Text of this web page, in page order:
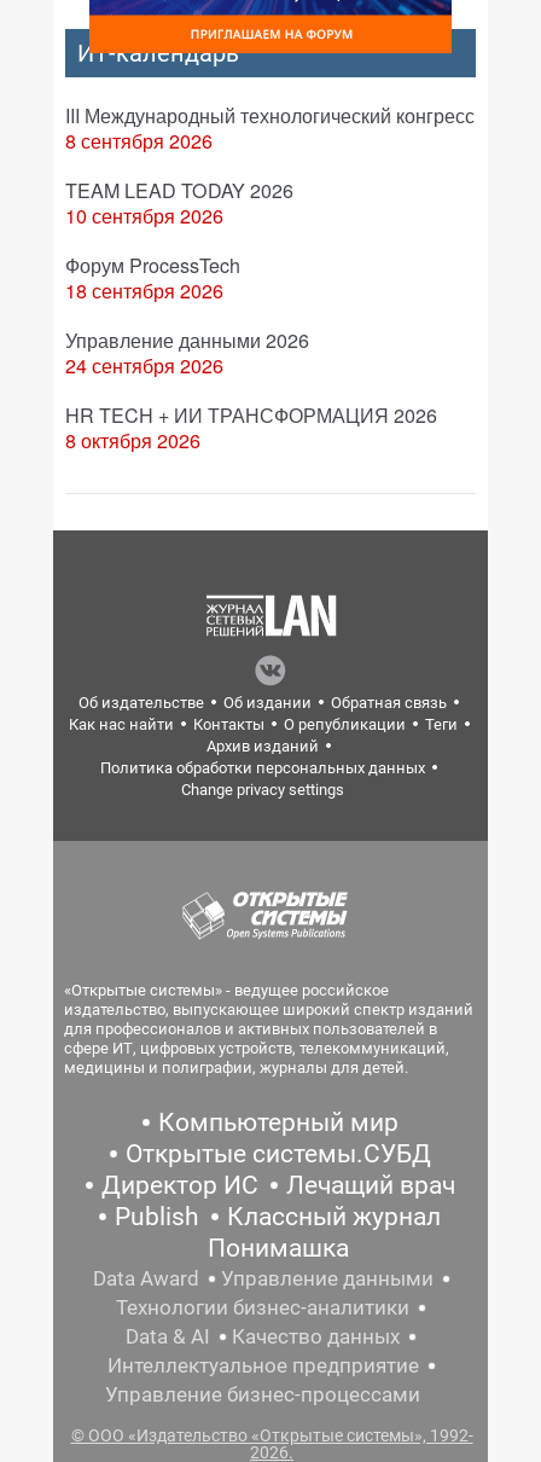
ИТ-календарь
III Международный технологический конгресс
8 сентября 2026
TEAM LEAD TODAY 2026
10 сентября 2026
Форум ProcessTech
18 сентября 2026
Управление данными 2026
24 сентября 2026
HR TECH + ИИ ТРАНСФОРМАЦИЯ 2026
8 октября 2026
Об издательстве Об издании
Обратная связь
Как нас найти
Контакты О републикации
Теги
Архив изданий
Политика обработки персональных данных
Change privacy settings
«Открытые системы» - ведущее российское
издательство, выпускающее широкий спектр изданий
для профессионалов и активных пользователей в
сфере ИТ, цифровых устройств, телекоммуникаций,
медицины и полиграфии, журналы для детей.
Компьютерный мир
Открытые системы.СУБД
Директор ИС
Лечащий врач
Publish
Классный журнал
Понимашка
Data Award
Управление данными
Технологии бизнес-аналитики
Data & AI
Качество данных
Интеллектуальное предприятие
Управление бизнес-процессами
© ООО «Издательство «Открытые системы», 1992-
2026.